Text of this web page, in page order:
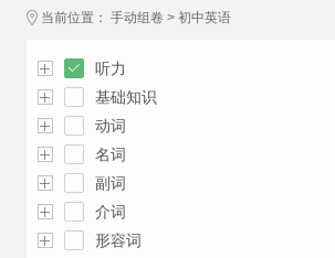
当前位置： 手动组卷 > 初中英语
听力
基础知识
动词
名词
副词
介词
形容词